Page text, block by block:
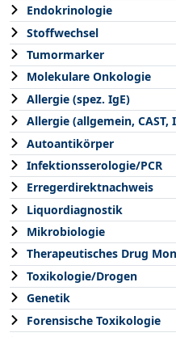
Endokrinologie
Stoffwechsel
Tumormarker
Molekulare Onkologie
Allergie (spez. IgE)
Allergie (allgemein, CAST,
Autoantikörper
Infektionsserologie/PCR
Erregerdirektnachweis
Liquordiagnostik
Mikrobiologie
Therapeutisches Drug
Toxikologie/Drogen
Genetik
Forensische Toxikologie